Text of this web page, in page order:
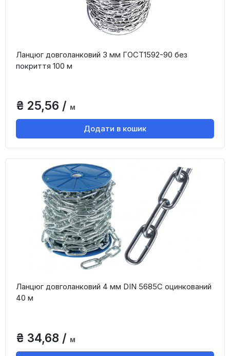
Ланцюг довголанковий 3 мм ГОСТ1592-90 без
покриття 100 м
₴ 25,56 / м
Додати в кошик
Ланцюг довголанковий 4 мм DIN 5685C оцинкований
40 м
₴ 34,68 / м